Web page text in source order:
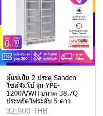
ตู้แช่เย็น 2 ประตู Sanden
ไซส์จัมโบ้ รุ่น YPE-
1200A/WH ขนาด 38.7Q
ประหยัดไฟระดับ 5 ดาว
32,900 THB